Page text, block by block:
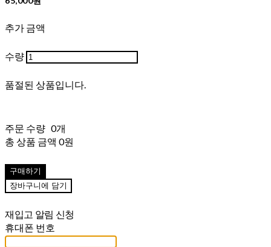
추가 금액
수량
품절된 상품입니다.
주문 수량 0개
총 상품 금액 0원
구매하기
장바구니에 담기
재입고 알림 신청
휴대폰 번호